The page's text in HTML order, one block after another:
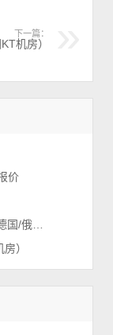
下一篇：
机房）
价
）